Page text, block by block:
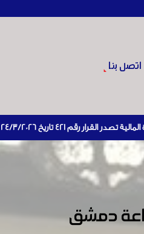
اتصل بنا
العامة للضرائب والرسوم أو مديرياتها عند القيام بعمليات الاستيراد
دمشق